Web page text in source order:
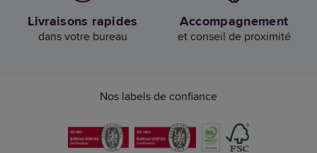
Livraisons rapides
dans votre bureau
Accompagnement
et conseil de proximité
Nos labels de confiance